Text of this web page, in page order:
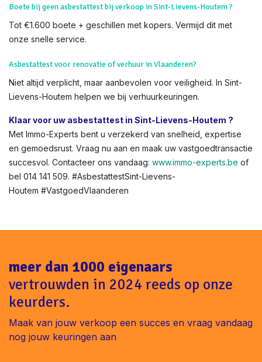
Boete bij geen asbestattest bij verkoop in Sint-Lievens-Houtem ?
Tot €1.600 boete + geschillen met kopers. Vermijd dit met
onze snelle service.
Asbestattest voor renovatie of verhuur in Vlaanderen?
Niet altijd verplicht, maar aanbevolen voor veiligheid. In Sint-
Lievens-Houtem helpen we bij verhuurkeuringen.
Klaar voor uw asbestattest in Sint-Lievens-Houtem ?
Met Immo-Experts bent u verzekerd van snelheid, expertise
en gemoedsrust. Vraag nu aan en maak uw vastgoedtransactie
succesvol. Contacteer ons vandaag: www.immo-experts.be of
bel 014 141 509. #AsbestattestSint-Lievens-
Houtem #VastgoedVlaanderen
meer dan 1000 eigenaars
vertrouwden in 2024 reeds op onze
keurders.
Maak van jouw verkoop een succes en vraag vandaag
nog jouw keuringen aan